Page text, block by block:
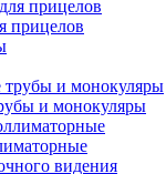
прицелов
и монокуляры